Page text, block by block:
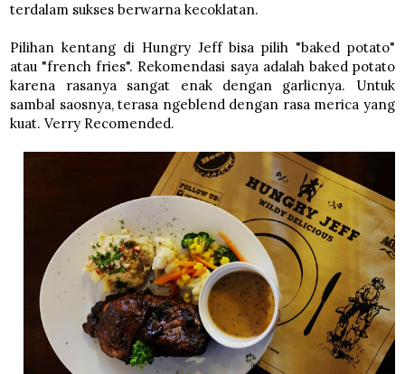
terdalam sukses berwarna kecoklatan.
Pilihan kentang di Hungry Jeff bisa pilih "baked potato"
atau "french fries". Rekomendasi saya adalah baked potato
karena rasanya sangat enak dengan garlicnya. Untuk
sambal saosnya, terasa ngeblend dengan rasa merica yang
kuat. Verry Recomended.